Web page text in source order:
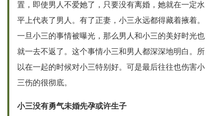
置，即使男人不爱她了，只要没有离婚，她就在一定水
平上代表了男人。有了正妻，小三永远都得藏着掖着。
一旦小三的事情被曝光，那么男人和小三的美好时光也
就一去不返了。这个事情小三和男人都深深地明白。所
以在一起的时候对小三特别好。可是最后往往也伤害小
三伤的很彻底。
小三没有勇气未婚先孕或许生子